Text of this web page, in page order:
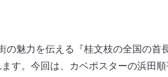
の魅力を伝える『桂文枝の全国の首
す。今回は、カベポスターの浜田